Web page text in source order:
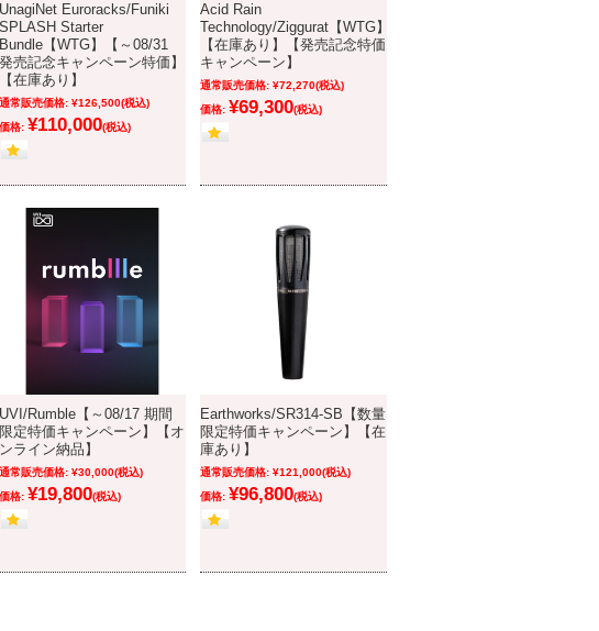
UnagiNet Euroracks/Funiki
SPLASH Starter
Bundle【WTG】【～08/31
発売記念キャンペーン特価】
【在庫あり】
通常販売価格: ¥126,500(税込)
価格: ¥110,000(税込)
Acid Rain
Technology/Ziggurat【WTG】
【在庫あり】【発売記念特価
キャンペーン】
通常販売価格: ¥72,270(税込)
価格: ¥69,300(税込)
UVI/Rumble【～08/17 期間
限定特価キャンペーン】【オ
ンライン納品】
通常販売価格: ¥30,000(税込)
価格: ¥19,800(税込)
Earthworks/SR314-SB【数量
限定特価キャンペーン】【在
庫あり】
通常販売価格: ¥121,000(税込)
価格: ¥96,800(税込)